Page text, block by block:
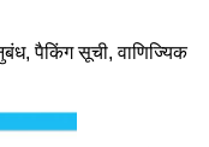
पैकिंग सूची, वाणिज्यिक